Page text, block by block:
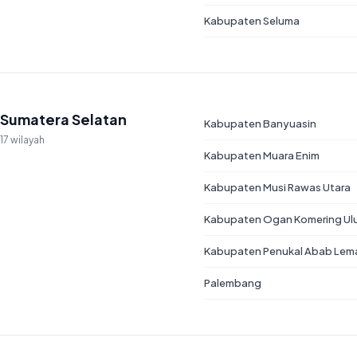
Kabupaten Seluma
Sumatera Selatan
17 wilayah
Kabupaten Banyuasin
Kabupaten Muara Enim
Kabupaten Musi Rawas Utara
Kabupaten Ogan Komering
Kabupaten Penukal Abab
Palembang